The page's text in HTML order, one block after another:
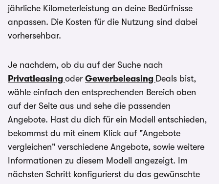
jährliche Kilometerleistung an deine Bedürfnisse
anpassen. Die Kosten für die Nutzung sind dabei
vorhersehbar.
Je nachdem, ob du auf der Suche nach
Privatleasing oder Gewerbeleasing Deals bist,
wähle einfach den entsprechenden Bereich oben
auf der Seite aus und sehe die passenden
Angebote. Hast du dich für ein Modell entschieden,
bekommst du mit einem Klick auf "Angebote
vergleichen" verschiedene Angebote, sowie weitere
Informationen zu diesem Modell angezeigt. Im
nächsten Schritt konfigurierst du das gewünschte